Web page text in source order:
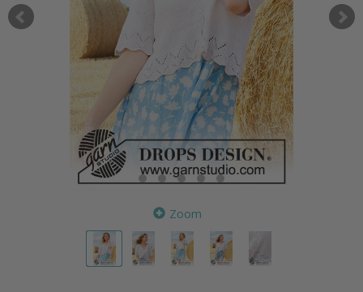
Zoom